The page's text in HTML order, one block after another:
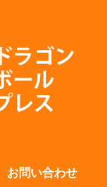
お問い合わせ